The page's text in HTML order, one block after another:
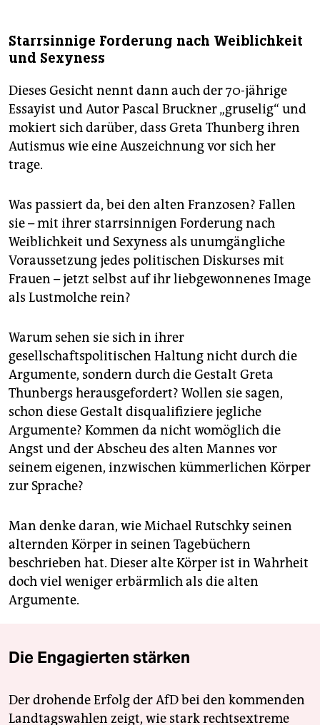
Starrsinnige Forderung nach Weiblichkeit
und Sexyness
Dieses Gesicht nennt dann auch der 70-jährige
Essayist und Autor Pascal Bruckner „gruselig“ und
mokiert sich darüber, dass Greta Thunberg ihren
Autismus wie eine Auszeichnung vor sich her
trage.
Was passiert da, bei den alten Franzosen? Fallen
sie – mit ihrer starrsinnigen Forderung nach
Weiblichkeit und Sexyness als unumgängliche
Voraussetzung jedes politischen Diskurses mit
Frauen – jetzt selbst auf ihr liebgewonnenes Image
als Lustmolche rein?
Warum sehen sie sich in ihrer
gesellschaftspolitischen Haltung nicht durch die
Argumente, sondern durch die Gestalt Greta
Thunbergs herausgefordert? Wollen sie sagen,
schon diese Gestalt disqualifiziere jegliche
Argumente? Kommen da nicht womöglich die
Angst und der Abscheu des alten Mannes vor
seinem eigenen, inzwischen kümmerlichen Körper
zur Sprache?
Man denke daran, wie Michael Rutschky seinen
alternden Körper in seinen Tagebüchern
beschrieben hat. Dieser alte Körper ist in Wahrheit
doch viel weniger erbärmlich als die alten
Argumente.
Die Engagierten stärken
Der drohende Erfolg der AfD bei den kommenden
Landtagswahlen zeigt, wie stark rechtsextreme